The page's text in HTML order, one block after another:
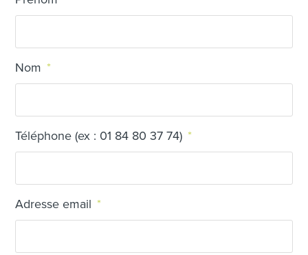
Nom *
Téléphone (ex : 01 84 80 37 74) *
Adresse email *